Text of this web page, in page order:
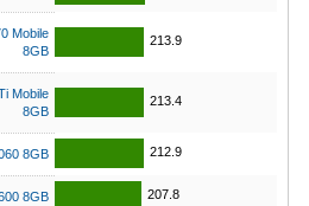
Mobile
8GB
213.9
Mobile
8GB
213.4
8GB 212.9
8GB 207.8